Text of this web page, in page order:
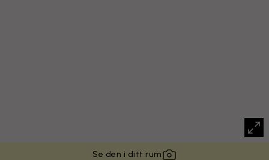
Se den i ditt rum